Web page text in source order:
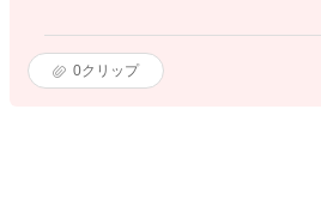
0クリップ